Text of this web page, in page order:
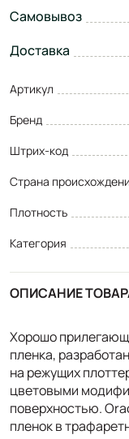
Самовывоз
Доставка
Артикул
Бренд
Штрих-код
Страна
Плотность
Категория
ОПИСАНИЕ
Хорошо
пленка,
на режущих
цветовыми
поверхностью.
пленок в